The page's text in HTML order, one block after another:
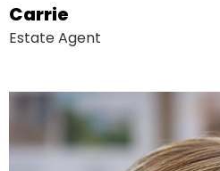
Carrie
Estate Agent